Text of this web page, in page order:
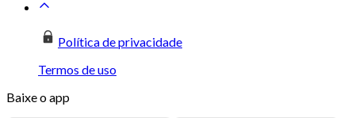
Política de privacidade
Termos de uso
Baixe o app